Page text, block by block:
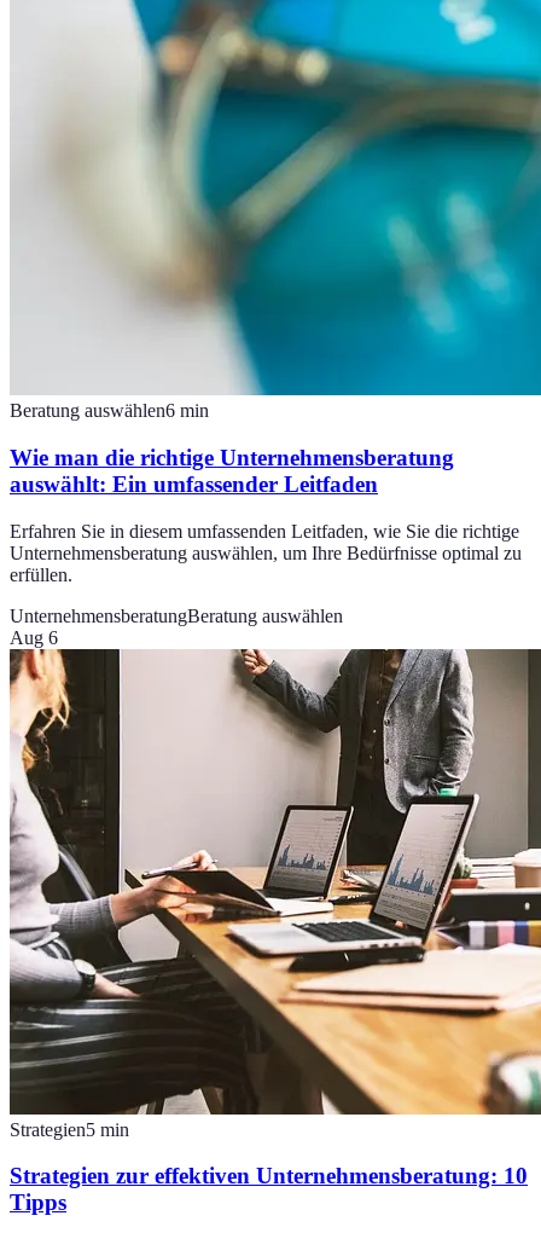
Beratung auswählen6 min
Wie man die richtige Unternehmensberatung
auswählt: Ein umfassender Leitfaden
Erfahren Sie in diesem umfassenden Leitfaden, wie Sie die richtige
Unternehmensberatung auswählen, um Ihre Bedürfnisse optimal zu
erfüllen.
UnternehmensberatungBeratung auswählen
Aug 6
Strategien5 min
Strategien zur effektiven Unternehmensberatung: 10
Tipps